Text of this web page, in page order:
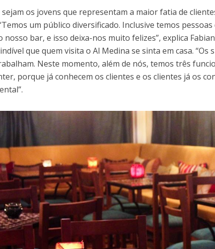
sejam os jovens que representam a maior fatia de
um público diversificado. Inclusive temos
nosso bar, e isso deixa-nos muito felizes”, explica
que quem visita o Al Medina se sinta em casa. “Os
Neste momento, além de nós, temos três
porque já conhecem os clientes e os clientes já os